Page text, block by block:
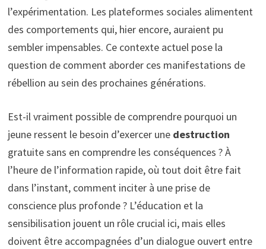
l’expérimentation. Les plateformes sociales alimentent
des comportements qui, hier encore, auraient pu
sembler impensables. Ce contexte actuel pose la
question de comment aborder ces manifestations de
rébellion au sein des prochaines générations.
Est-il vraiment possible de comprendre pourquoi un
jeune ressent le besoin d’exercer une destruction
gratuite sans en comprendre les conséquences ? À
l’heure de l’information rapide, où tout doit être fait
dans l’instant, comment inciter à une prise de
conscience plus profonde ? L’éducation et la
sensibilisation jouent un rôle crucial ici, mais elles
doivent être accompagnées d’un dialogue ouvert entre